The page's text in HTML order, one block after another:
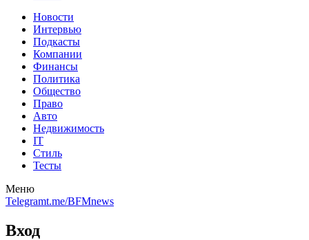
Новости
Интервью
Подкасты
Компании
Финансы
Политика
Общество
Право
Авто
Недвижимость
IT
Стиль
Тесты
Меню
Telegramt.me/BFMnews
Вход